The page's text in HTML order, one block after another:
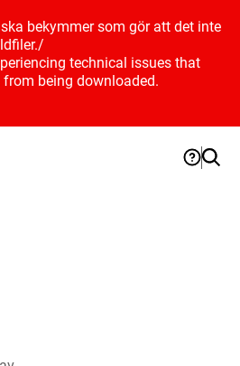
bekymmer som gör att det inte
/
technical issues that
being downloaded.